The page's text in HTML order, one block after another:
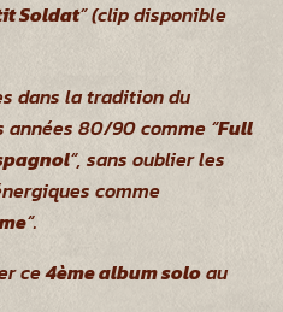
Soldat” (clip disponible
dans la tradition du
80/90 comme “Full
“, sans oublier les
comme
“.
ce4ème album soloau